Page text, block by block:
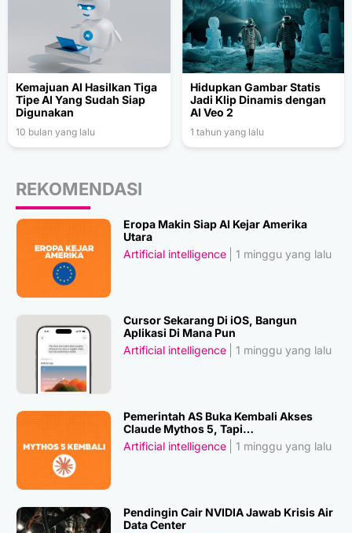
Kemajuan AI Hasilkan Tiga
Tipe AI Yang Sudah Siap
Digunakan
10 bulan yang lalu
Hidupkan Gambar Statis
Jadi Klip Dinamis dengan
AI Veo 2
1 tahun yang lalu
REKOMENDASI
Eropa Makin Siap AI Kejar Amerika
Utara
Artificial intelligence
1 minggu yang lalu
Cursor Sekarang Di iOS, Bangun
Aplikasi Di Mana Pun
Artificial intelligence
1 minggu yang lalu
Pemerintah AS Buka Kembali Akses
Claude Mythos 5, Tapi…
Artificial intelligence
1 minggu yang lalu
Pendingin Cair NVIDIA Jawab Krisis Air
Data Center